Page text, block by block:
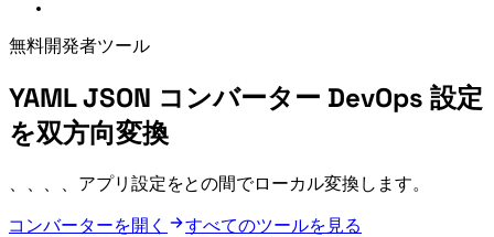
無料開発者ツール
YAML JSON コンバーター DevOps 設定
を双方向変換
Docker、GitHub Actions、Kubernetes、CI/CD、アプリ設定を YAML と JSON の間でローカル変換します。
YAML JSON コンバーターを開く すべてのツールを見る